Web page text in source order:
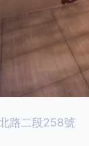
路二段258號